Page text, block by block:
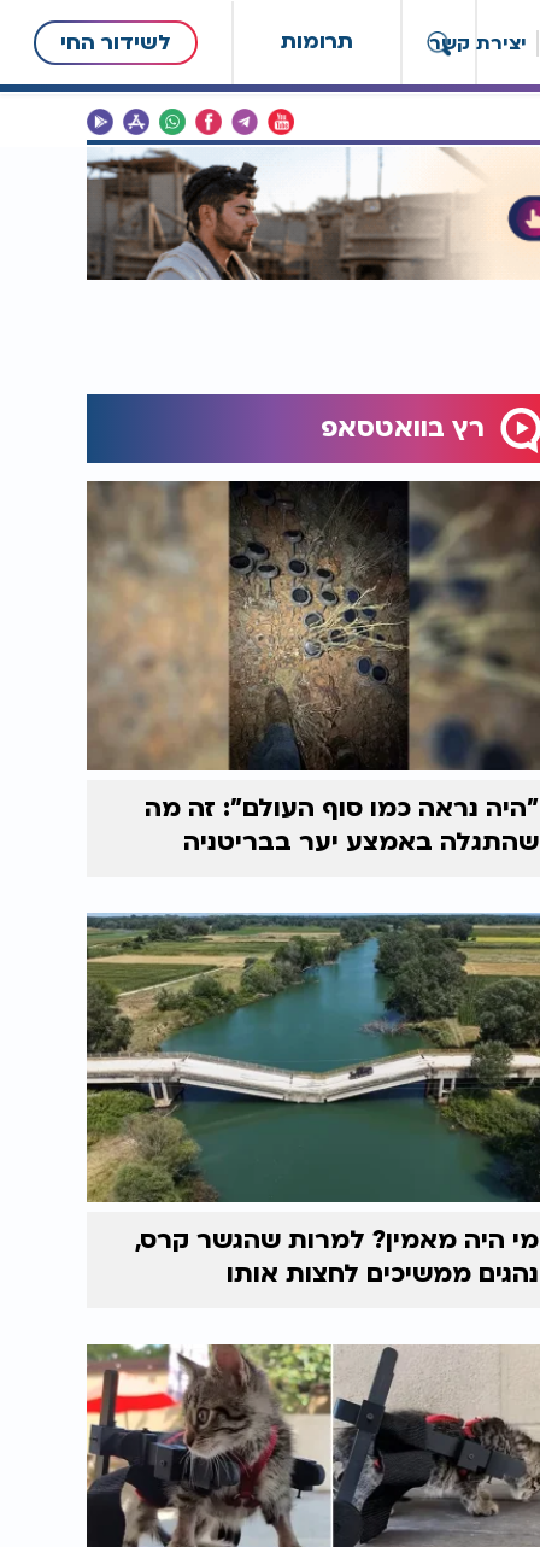
תרומות לשידור החי יצירת קשר
רץ בוואטסאפ
"היה נראה כמו סוף העולם": זה מה
שהתגלה באמצע יער בבריטניה
מי היה מאמין? למרות שהגשר קרס,
נהגים ממשיכים לחצות אותו